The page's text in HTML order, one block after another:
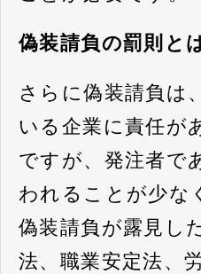
偽装請負の罰則と
さらに偽装請負は
いる企業に責任が
ですが、発注者で
われることが少な
偽装請負が露見し
法、職業安定法、